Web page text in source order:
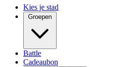
Kies je stad
Groepen
Battle
Cadeaubon